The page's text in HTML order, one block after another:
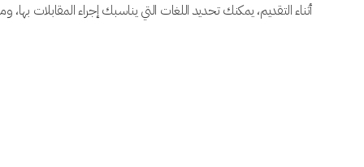
أثناء التقديم، يمكنك تحديد اللغات التي يناسبك إجراء المقابلات بها،